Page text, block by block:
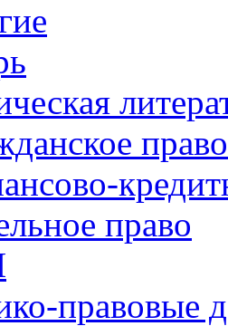
право
право
правовые